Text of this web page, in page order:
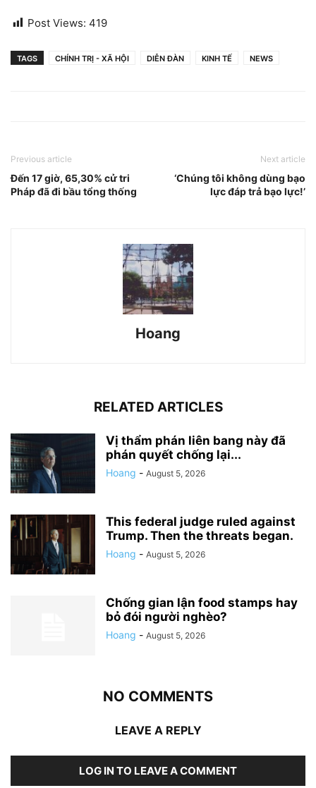
Post Views: 419
TAGS CHÍNH TRỊ - XÃ HỘI DIỄN ĐÀN KINH TẾ NEWS
Previous article
Đến 17 giờ, 65,30% cử tri
Pháp đã đi bầu tổng thống
Next article
‘Chúng tôi không dùng bạo
lực đáp trả bạo lực!’
Hoang
RELATED ARTICLES
Vị thẩm phán liên bang này đã
phán quyết chống lại...
Hoang - August 5, 2026
This federal judge ruled against
Trump. Then the threats began.
Hoang - August 5, 2026
Chống gian lận food stamps hay
bỏ đói người nghèo?
Hoang - August 5, 2026
NO COMMENTS
LEAVE A REPLY
LOG IN TO LEAVE A COMMENT